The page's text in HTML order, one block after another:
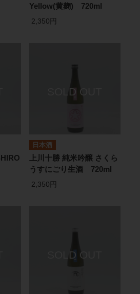
Yellow(黄麹) 720ml
2,350円
日本酒
上川十勝 純米吟醸 さくら
うすにごり生酒 720ml
2,350円